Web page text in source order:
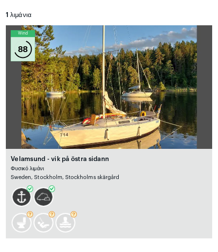
1 λιμάνια
Wind
88
Velamsund - vik på östra sidann
Φυσικό λιμάνι
Sweden, Stockholm, Stockholms skärgård